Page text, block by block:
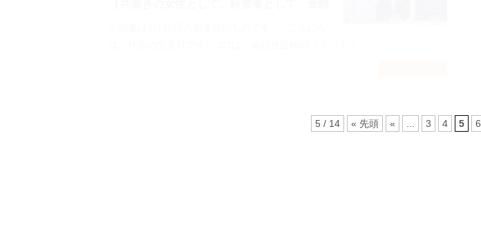
5 / 14 « 先頭 « 3 4 5 6